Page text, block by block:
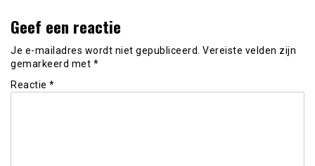
Geef een reactie
Je e-mailadres wordt niet gepubliceerd. Vereiste velden zijn
gemarkeerd met *
Reactie *